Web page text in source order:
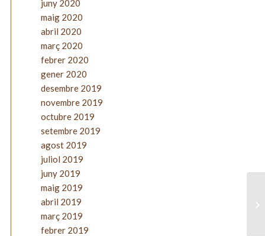
juny 2020
maig 2020
abril 2020
març 2020
febrer 2020
gener 2020
desembre 2019
novembre 2019
octubre 2019
setembre 2019
agost 2019
juliol 2019
juny 2019
maig 2019
abril 2019
març 2019
febrer 2019